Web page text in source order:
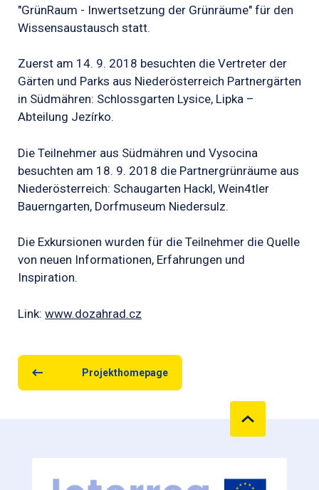
"GrünRaum - Inwertsetzung der Grünräume" für den
Wissensaustausch statt.
Zuerst am 14. 9. 2018 besuchten die Vertreter der
Gärten und Parks aus Niederösterreich Partnergärten
in Südmähren: Schlossgarten Lysice, Lipka –
Abteilung Jezírko.
Die Teilnehmer aus Südmähren und Vysocina
besuchten am 18. 9. 2018 die Partnergrünräume aus
Niederösterreich: Schaugarten Hackl, Wein4tler
Bauerngarten, Dorfmuseum Niedersulz.
Die Exkursionen wurden für die Teilnehmer die Quelle
von neuen Informationen, Erfahrungen und
Inspiration.
Link: www.dozahrad.cz
Projekthomepage